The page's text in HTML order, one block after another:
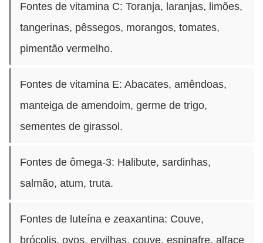
Fontes de vitamina C: Toranja, laranjas, limões,
tangerinas, pêssegos, morangos, tomates,
pimentão vermelho.
Fontes de vitamina E: Abacates, amêndoas,
manteiga de amendoim, germe de trigo,
sementes de girassol.
Fontes de ômega-3: Halibute, sardinhas,
salmão, atum, truta.
Fontes de luteína e zeaxantina: Couve,
brócolis, ovos, ervilhas, couve, espinafre, alface